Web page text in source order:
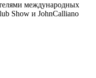
международных
Show и JohnCalliano